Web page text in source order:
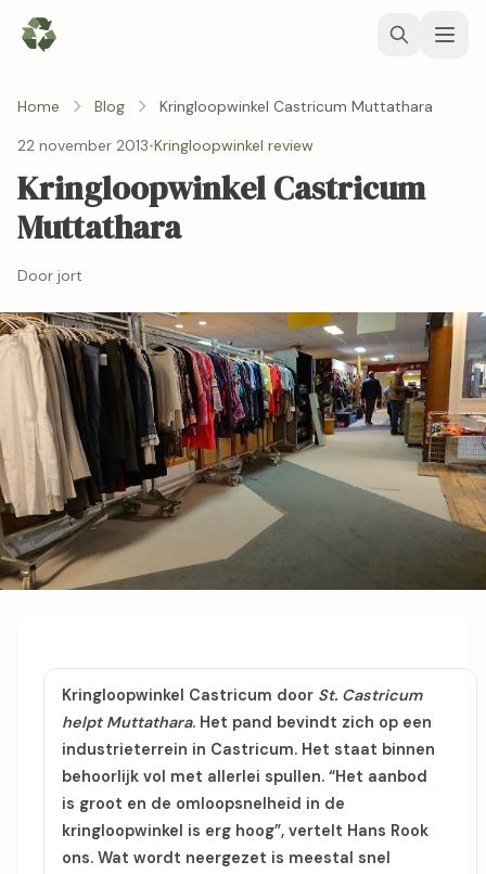
Home Blog
Kringloopwinkel Castricum Muttathara
22 november 2013•Kringloopwinkel review
Kringloopwinkel Castricum
Muttathara
Door jort
Kringloopwinkel Castricum door St. Castricum
helpt Muttathara. Het pand bevindt zich op een
industrieterrein in Castricum. Het staat binnen
behoorlijk vol met allerlei spullen. “Het aanbod
is groot en de omloopsnelheid in de
kringloopwinkel is erg hoog”, vertelt Hans Rook
ons. Wat wordt neergezet is meestal snel